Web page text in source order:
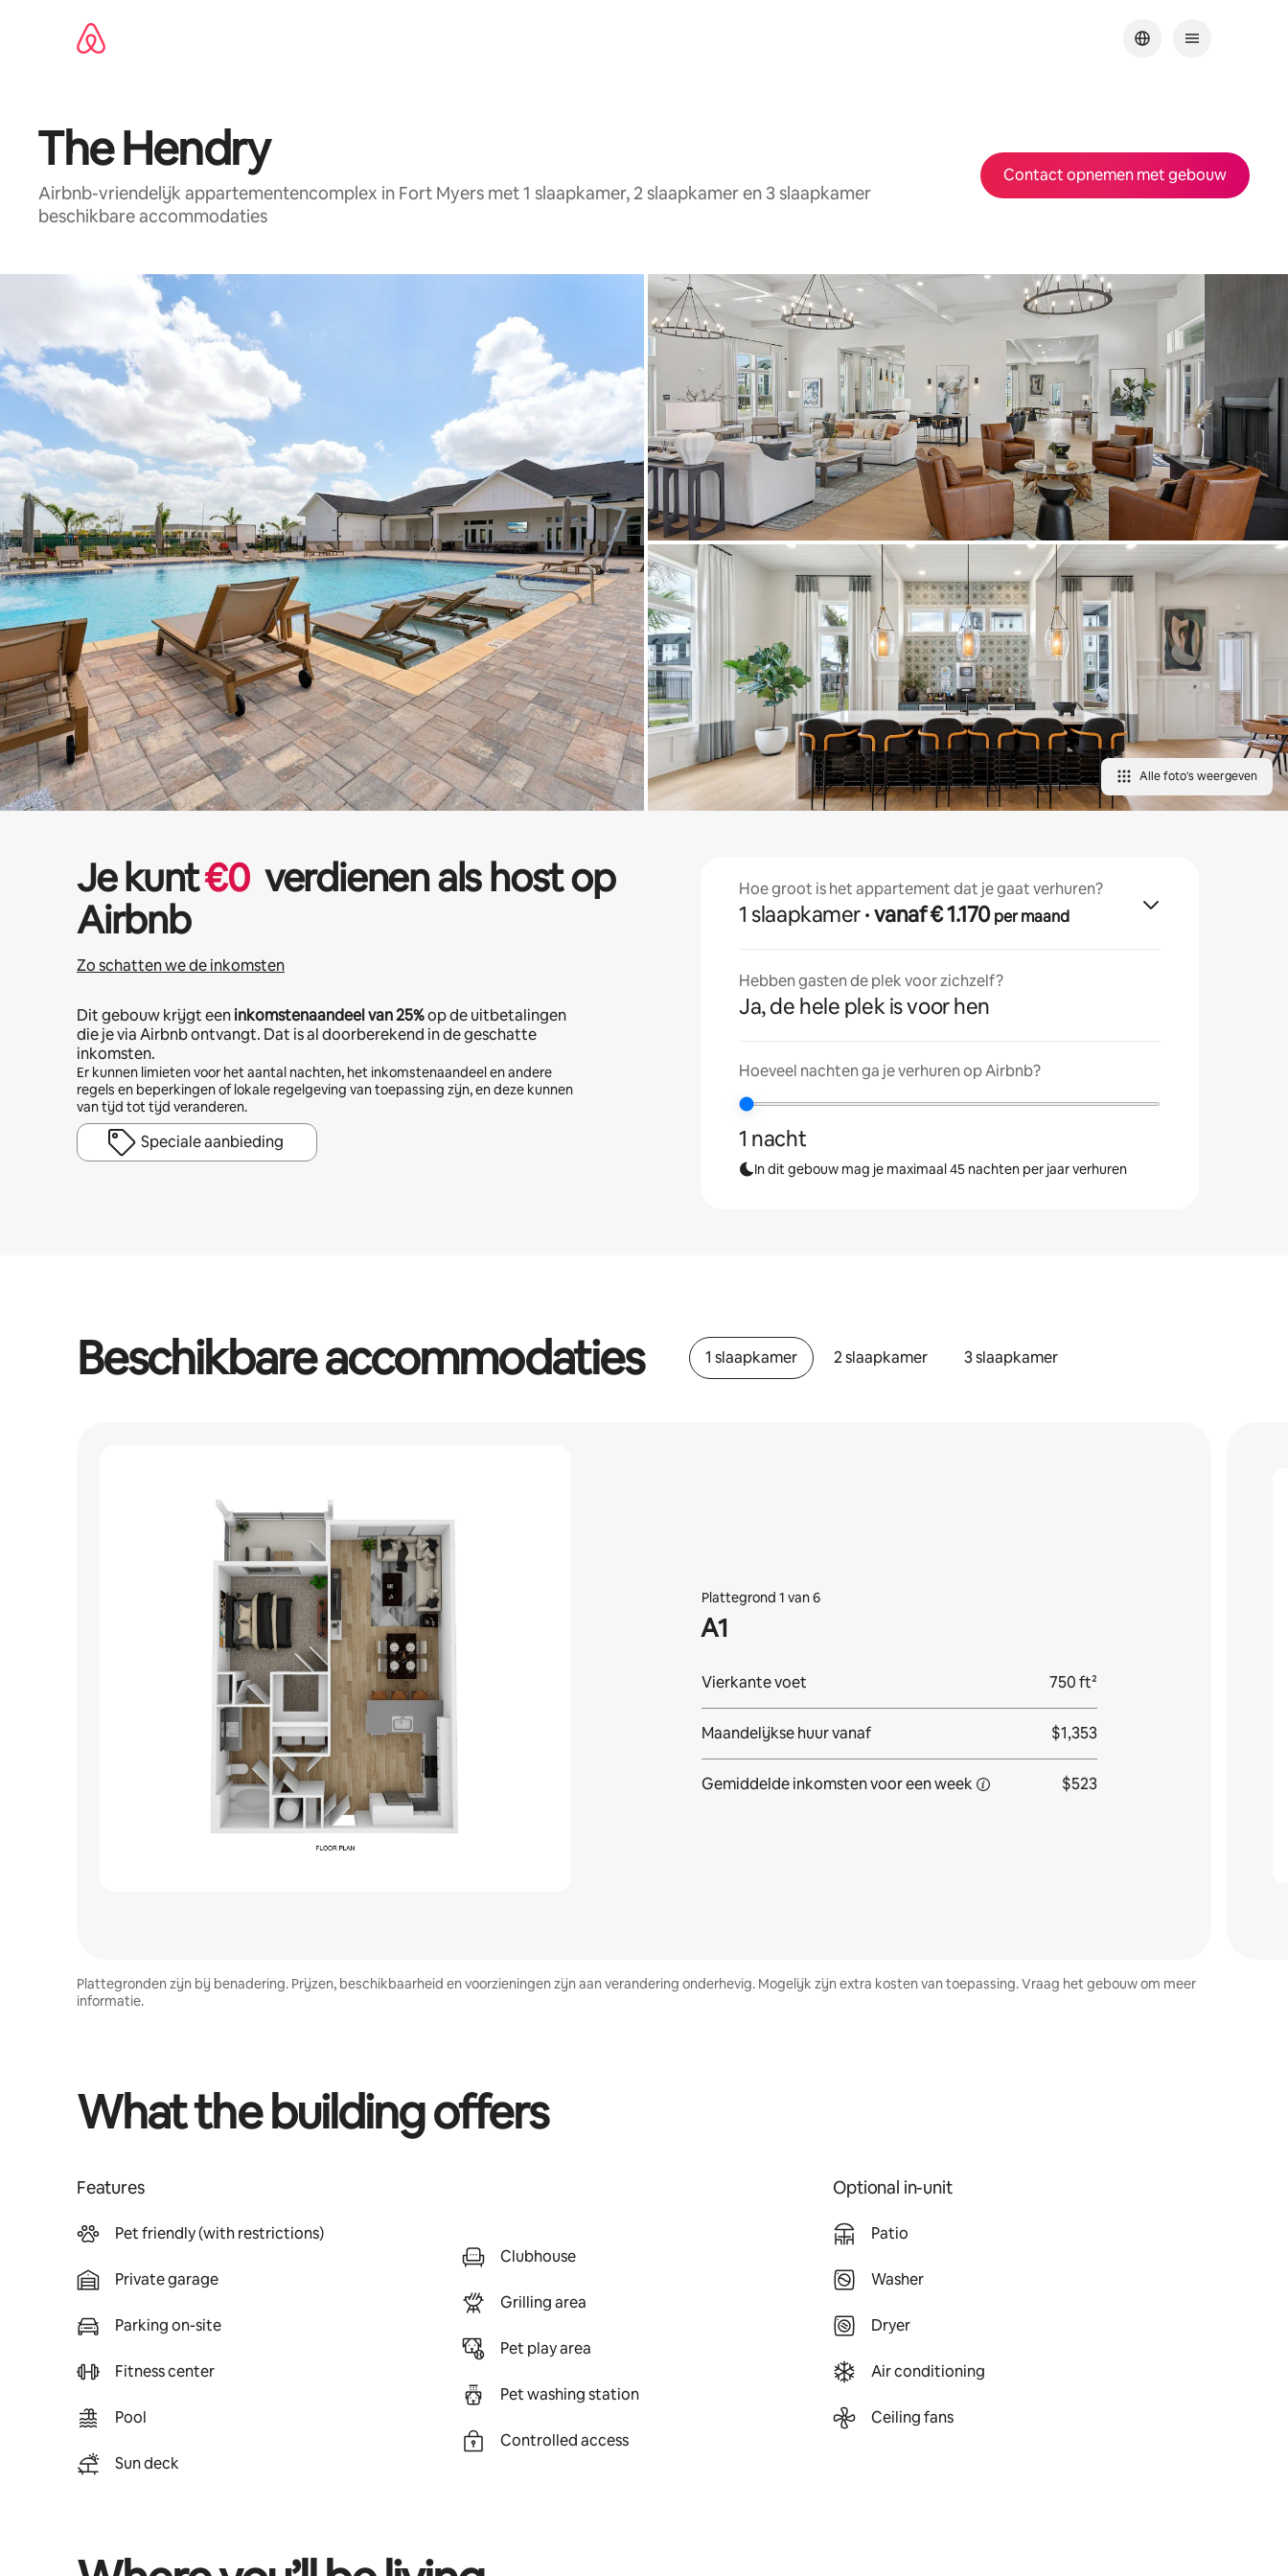
The Hendry
Airbnb-vriendelijk appartementencomplex in Fort Myers met 1 slaapkamer, 2 slaapkamer en 3 slaapkamer
beschikbare accommodaties
Contact opnemen met gebouw
Alle foto's weergeven
Je kunt€0 verdienen als host op
Airbnb
Zo schatten we de inkomsten
Dit gebouw krijgt eeninkomstenaandeel van25%op de uitbetalingen
die je via Airbnb ontvangt. Dat is al doorberekend in de geschatte
inkomsten.
Er kunnen limieten voor het aantal nachten, het inkomstenaandeel en andere
regels en beperkingen of lokale regelgeving van toepassing zijn, en deze kunnen
van tijd tot tijd veranderen.
Speciale aanbieding
Hoe groot is het appartement dat je gaat verhuren?
1 slaapkamer · vanaf € 1.170per maand
Hebben gasten de plek voor zichzelf?
Ja, de hele plek is voor hen
Hoeveel nachten ga je verhuren op Airbnb?
1 nacht
In dit gebouw mag je maximaal 45 nachten per jaar verhuren
Beschikbare accommodaties 1 slaapkamer 2 slaapkamer 3 slaapkamer
Plattegrond 1 van 6
A1
Vierkante voet 750 ft²
Maandelijkse huur vanaf $1,353
Gemiddelde inkomsten vooreen week $523
Plattegronden zijn bij benadering. Prijzen, beschikbaarheid en voorzieningen zijn aan verandering onderhevig. Mogelijk zijn extra kosten van toepassing. Vraag het gebouw om meer
informatie.
What the building offers
Features
Pet friendly (with restrictions)
Private garage
Parking on-site
Fitness center
Pool
Sun deck
Clubhouse
Grilling area
Pet play area
Pet washing station
Controlled access
Optional in-unit
Patio
Washer
Dryer
Air conditioning
Ceiling fans